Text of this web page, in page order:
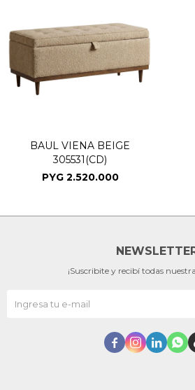
BAUL VIENA BEIGE
305531(CD)
PYG 2.520.000
¡Suscribite y recibí todas
   